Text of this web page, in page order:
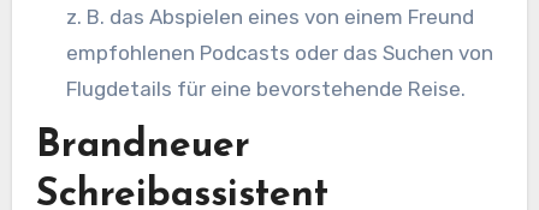
z. B. das Abspielen eines von einem Freund
empfohlenen Podcasts oder das Suchen von
Flugdetails für eine bevorstehende Reise.
Brandneuer
Schreibassistent